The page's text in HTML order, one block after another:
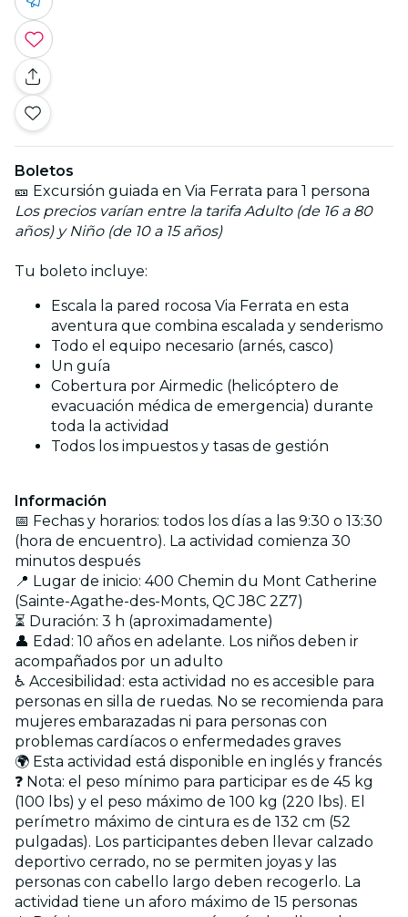
Boletos
🎫 Excursión guiada en Via Ferrata para 1 persona
Los precios varían entre la tarifa Adulto (de 16 a 80
años) y Niño (de 10 a 15 años)
Tu boleto incluye:
Escala la pared rocosa Via Ferrata en esta
aventura que combina escalada y senderismo
Todo el equipo necesario (arnés, casco)
Un guía
Cobertura por Airmedic (helicóptero de
evacuación médica de emergencia) durante
toda la actividad
Todos los impuestos y tasas de gestión
Información
📅 Fechas y horarios: todos los días a las 9:30 o 13:30
(hora de encuentro). La actividad comienza 30
minutos después
📍 Lugar de inicio: 400 Chemin du Mont Catherine
(Sainte-Agathe-des-Monts, QC J8C 2Z7)
⏳ Duración: 3 h (aproximadamente)
👤 Edad: 10 años en adelante. Los niños deben ir
acompañados por un adulto
♿ Accesibilidad: esta actividad no es accesible para
personas en silla de ruedas. No se recomienda para
mujeres embarazadas ni para personas con
problemas cardíacos o enfermedades graves
🌍 Esta actividad está disponible en inglés y francés
❓ Nota: el peso mínimo para participar es de 45 kg
(100 lbs) y el peso máximo de 100 kg (220 lbs). El
perímetro máximo de cintura es de 132 cm (52
pulgadas). Los participantes deben llevar calzado
deportivo cerrado, no se permiten joyas y las
personas con cabello largo deben recogerlo. La
actividad tiene un aforo máximo de 15 personas